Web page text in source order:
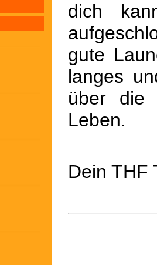
dich
gute
langes
über die
Leben.
Dein THF